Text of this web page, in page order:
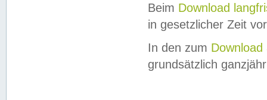
Beim Download
in gesetzlicher Zeit
In den zum Download
grundsätzlich